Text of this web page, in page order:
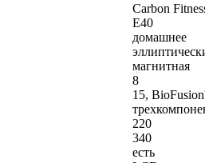
Carbon
E40
домашнее
магнитная
8
15,
220
340
есть